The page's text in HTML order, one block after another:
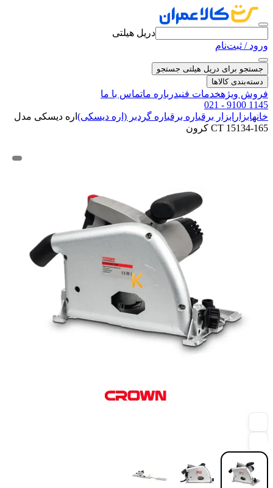
دریل هیلتی
ورود / ثبت‌نام
جستجو برای دریل هیلتی جستجو
دسته‌بندی کالاها
فروش ویژهخدمات فنیدرباره ماتماس با ما
021 - 9100 1145
خانهابزار ابزار برقیاره برقیاره گردبر (اره دیسکی) اره دیسکی مدل
CT 15134-165 کرون